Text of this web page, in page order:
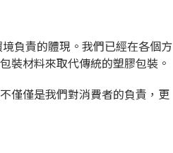
負責的體現。我們已經在各個方
裝材料來取代傳統的塑膠包裝。
僅僅是我們對消費者的負責，更